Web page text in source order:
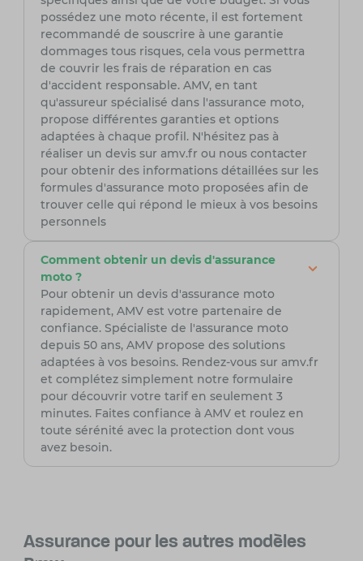
possédez une moto récente, il est fortement
recommandé de souscrire à une garantie
dommages tous risques, cela vous permettra
de couvrir les frais de réparation en cas
d'accident responsable. AMV, en tant
qu'assureur spécialisé dans l'assurance moto,
propose différentes garanties et options
adaptées à chaque profil. N'hésitez pas à
réaliser un devis sur amv.fr ou nous contacter
pour obtenir des informations détaillées sur les
formules d'assurance moto proposées afin de
trouver celle qui répond le mieux à vos besoins
personnels
Comment obtenir un devis d'assurance
moto ?
Pour obtenir un devis d'assurance moto
rapidement, AMV est votre partenaire de
confiance. Spécialiste de l'assurance moto
depuis 50 ans, AMV propose des solutions
adaptées à vos besoins. Rendez-vous sur amv.fr
et complétez simplement notre formulaire
pour découvrir votre tarif en seulement 3
minutes. Faites confiance à AMV et roulez en
toute sérénité avec la protection dont vous
avez besoin.
Assurance pour les autres modèles